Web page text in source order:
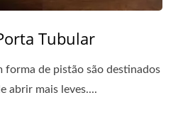
Tubular
forma de pistão são destinados
abrir mais leves....